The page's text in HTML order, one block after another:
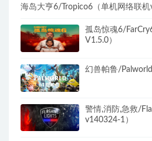
海岛大亨6/Tropico6（单机网络联机
孤岛惊魂6/
V1.5.0）
幻兽帕鲁/
警情,消防,急救/
v140324-1）